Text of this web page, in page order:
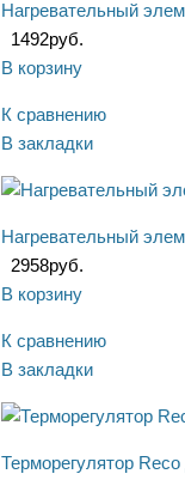
Нагревательный
1492руб.
В корзину
К сравнению
В закладки
Нагревательный
2958руб.
В корзину
К сравнению
В закладки
Терморегулятор